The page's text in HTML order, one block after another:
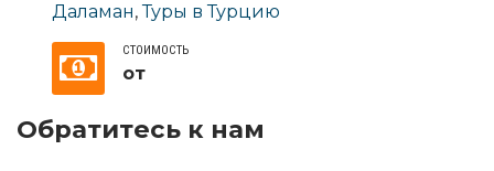
Даламан,Туры в Турцию
СТОИМОСТЬ
от
Обратитесь к нам